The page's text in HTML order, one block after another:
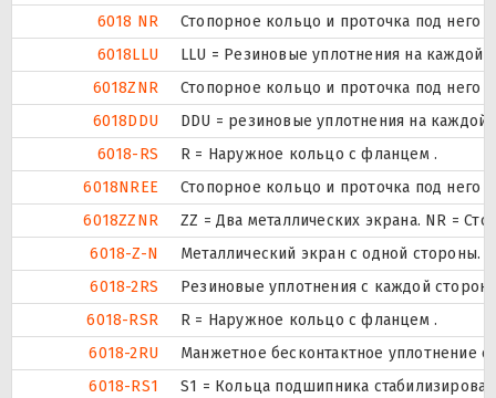
6018 NR
Стопорное кольцо и проточка под него
6018LLU
LLU = Резиновые уплотнения на каждой
6018ZNR
Стопорное кольцо и проточка под него
6018DDU
DDU = резиновые уплотнения на
6018-RS
R = Наружное кольцо с фланцем .
6018NREE
Стопорное кольцо и проточка под него
6018ZZNR
ZZ = Два металлических экрана. NR =
6018-Z-N
Металлический экран с одной стороны.
6018-2RS
Резиновые уплотнения с каждой
6018-RSR
R = Наружное кольцо с фланцем .
6018-2RU
Манжетное бесконтактное уплотнение с
6018-RS1
S1 = Кольца подшипника